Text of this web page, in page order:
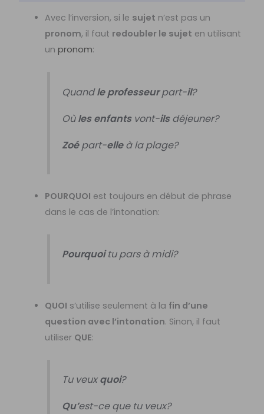
Avec l’inversion, si le sujet n’est pas un
pronom, il faut redoubler le sujet en utilisant
un pronom:
Quandle professeurpart-il?
Oùles enfantsvont-ilsdéjeuner?
Zoépart-elleà la plage?
POURQUOI est toujours en début de phrase
dans le cas de l’intonation:
Pourquoitu pars à midi?
QUOI s’utilise seulement à la fin d’une
question avec l’intonation. Sinon, il faut
utiliser QUE:
Tu veuxquoi?
Qu’est-ce que tu veux?